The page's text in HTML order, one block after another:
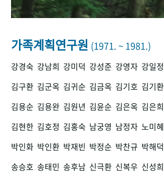
가족계획연구원 (1971. ~ 1981.)
강경숙 강남희 강미덕 강성준 강영자 강일정
김구환 김군옥 김귀순 김금옥 김기호 김기환
김용순 김용완 김원년 김윤순 김은옥 김은희
김현한 김호정 김홍숙 남궁영 남정자 노미혜
박인화 박인환 박재빈 박정순 박찬규 박해덕
송승호 송태민 송후남 신극환 신복우 신성희